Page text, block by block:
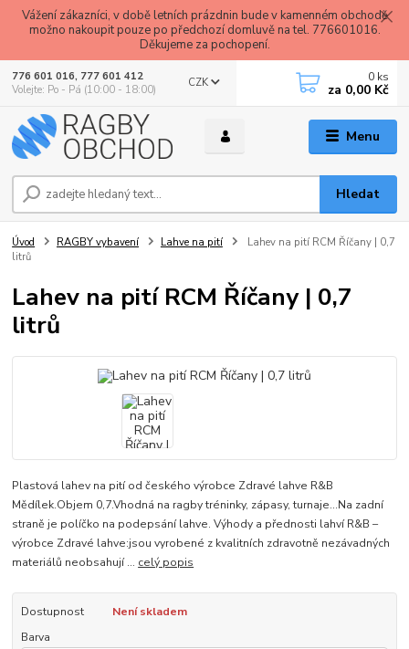
Vážení zákazníci, v době letních prázdnin bude v kamenném obchodě
možno nakoupit pouze po předchozí domluvě na tel. 776601016.
Děkujeme za pochopení.
Menu
CZK
Hledat
776 601 016, 777 601 412
Volejte: Po - Pá (10:00 - 18:00)
0 ks
za 0,00 Kč
Úvod RAGBY vybavení Lahve na pití
Lahev na pití RCM Říčany | 0,7
litrů
Lahev na pití RCM Říčany | 0,7
litrů
Plastová lahev na pití od českého výrobce Zdravé lahve R&B
Mědílek.Objem 0,7.Vhodná na ragby tréninky, zápasy, turnaje...Na zadní
straně je políčko na podepsání lahve. Výhody a přednosti lahví R&B –
výrobce Zdravé lahve:jsou vyrobené z kvalitních zdravotně nezávadných
materiálů neobsahují ... celý popis
Dostupnost
Není skladem
Barva